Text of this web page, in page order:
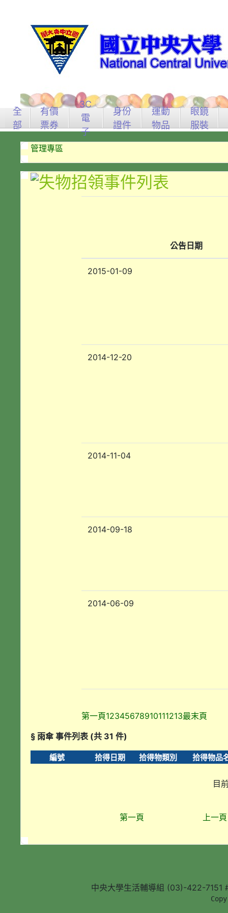
全
部
有價
票券
3C
電
子
身份
證件
運動
物品
眼鏡
服裝
管理專區
公告日期
2015-01-09
2014-12-20
2014-11-04
2014-09-18
2014-06-09
第一頁12345678910111213最末頁
§ 雨傘 事件列表 (共 31 件)
編號 拾得日期 拾得物類別 拾得物品
目
第一頁 上一頁
中央大學生活輔導組 (03)-422-7151